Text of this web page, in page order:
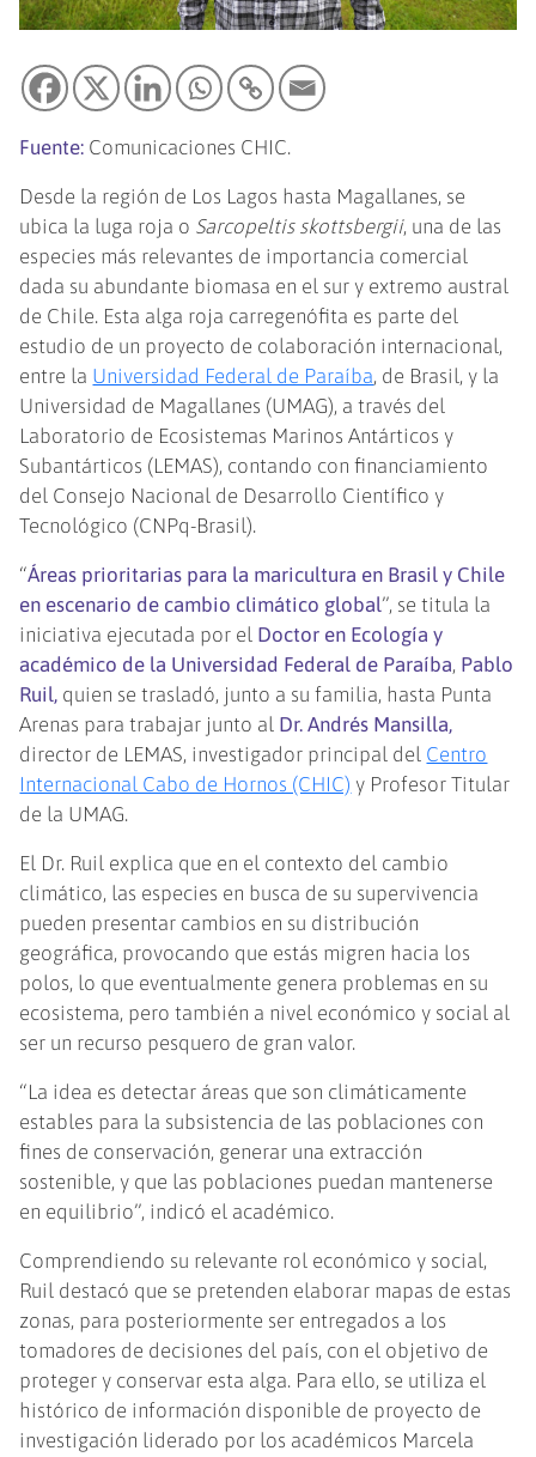
Fuente: Comunicaciones CHIC.
Desde la región de Los Lagos hasta Magallanes, se
ubica la luga roja o Sarcopeltis skottsbergii, una de las
especies más relevantes de importancia comercial
dada su abundante biomasa en el sur y extremo austral
de Chile. Esta alga roja carregenófita es parte del
estudio de un proyecto de colaboración internacional,
entre la Universidad Federal de Paraíba, de Brasil, y la
Universidad de Magallanes (UMAG), a través del
Laboratorio de Ecosistemas Marinos Antárticos y
Subantárticos (LEMAS), contando con financiamiento
del Consejo Nacional de Desarrollo Científico y
Tecnológico (CNPq-Brasil).
“Áreas prioritarias para la maricultura en Brasil y Chile
en escenario de cambio climático global”, se titula la
iniciativa ejecutada por el Doctor en Ecología y
académico de la Universidad Federal de Paraíba, Pablo
Ruil, quien se trasladó, junto a su familia, hasta Punta
Arenas para trabajar junto al Dr. Andrés Mansilla,
director de LEMAS, investigador principal del Centro
Internacional Cabo de Hornos (CHIC) y Profesor Titular
de la UMAG.
El Dr. Ruil explica que en el contexto del cambio
climático, las especies en busca de su supervivencia
pueden presentar cambios en su distribución
geográfica, provocando que estás migren hacia los
polos, lo que eventualmente genera problemas en su
ecosistema, pero también a nivel económico y social al
ser un recurso pesquero de gran valor.
“La idea es detectar áreas que son climáticamente
estables para la subsistencia de las poblaciones con
fines de conservación, generar una extracción
sostenible, y que las poblaciones puedan mantenerse
en equilibrio”, indicó el académico.
Comprendiendo su relevante rol económico y social,
Ruil destacó que se pretenden elaborar mapas de estas
zonas, para posteriormente ser entregados a los
tomadores de decisiones del país, con el objetivo de
proteger y conservar esta alga. Para ello, se utiliza el
histórico de información disponible de proyecto de
investigación liderado por los académicos Marcela